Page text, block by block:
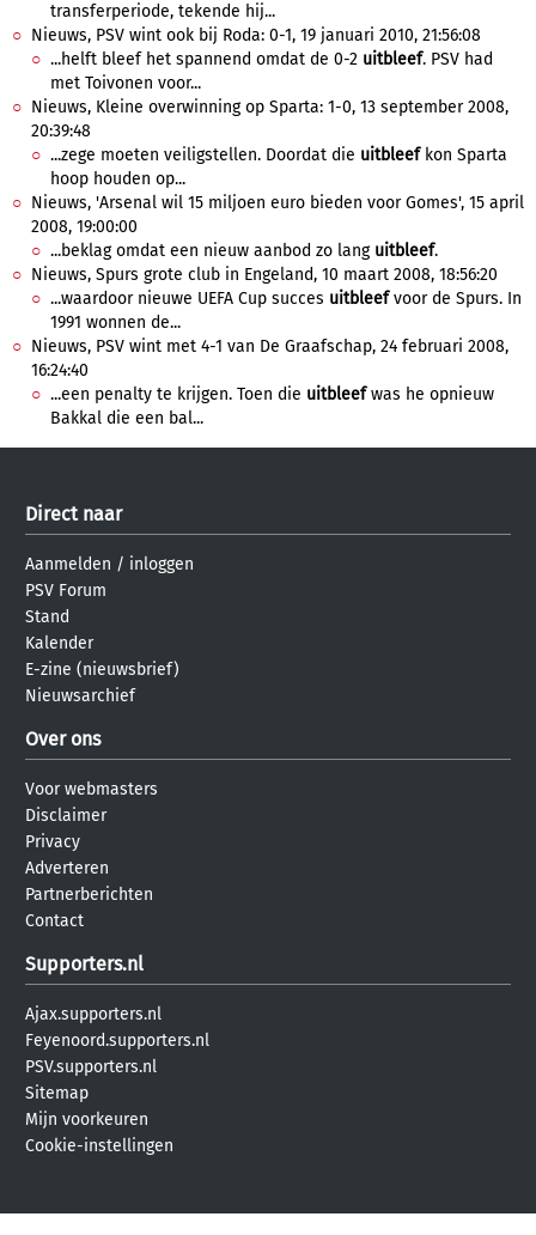
transferperiode, tekende hij...
Nieuws, PSV wint ook bij Roda: 0-1, 19 januari 2010, 21:56:08
...helft bleef het spannend omdat de 0-2 uitbleef. PSV had
met Toivonen voor...
Nieuws, Kleine overwinning op Sparta: 1-0, 13 september 2008,
20:39:48
...zege moeten veiligstellen. Doordat die uitbleefkon Sparta
hoop houden op...
Nieuws, 'Arsenal wil 15 miljoen euro bieden voor Gomes', 15 april
2008, 19:00:00
...beklag omdat een nieuw aanbod zo lang uitbleef.
Nieuws, Spurs grote club in Engeland, 10 maart 2008, 18:56:20
...waardoor nieuwe UEFA Cup succes uitbleefvoor de Spurs. In
1991 wonnen de...
Nieuws, PSV wint met 4-1 van De Graafschap, 24 februari 2008,
16:24:40
...een penalty te krijgen. Toen die uitbleefwas he opnieuw
Bakkal die een bal...
Direct naar
Aanmelden / inloggen
PSV Forum
Stand
Kalender
E-zine (nieuwsbrief)
Nieuwsarchief
Over ons
Voor webmasters
Disclaimer
Privacy
Adverteren
Partnerberichten
Contact
Supporters.nl
Ajax.supporters.nl
Feyenoord.supporters.nl
PSV.supporters.nl
Sitemap
Mijn voorkeuren
Cookie-instellingen